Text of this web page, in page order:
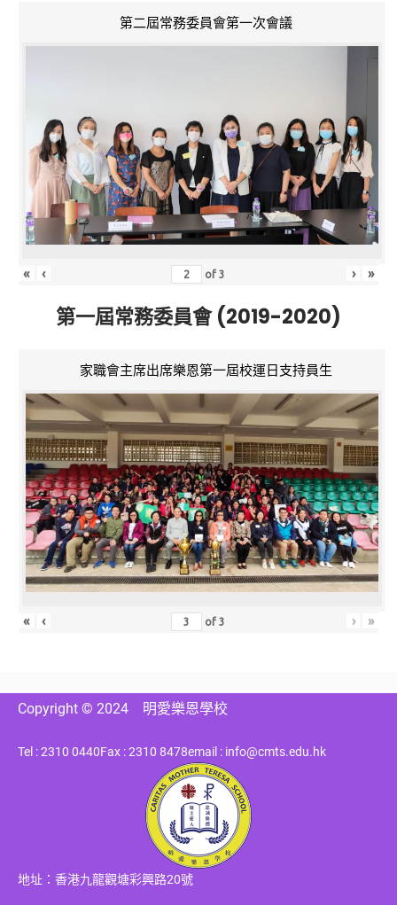
第二屆常務委員會第一次會議
« ‹ of3 › »
第一屆常務委員會 (2019-2020)
家職會主席出席樂恩第一屆校運日支持員生
« ‹ of3 › »
Copyright © 2024 明愛樂恩學校
Tel : 2310 0440Fax : 2310 8478email : info@cmts.edu.hk
地址：香港九龍觀塘彩興路20號